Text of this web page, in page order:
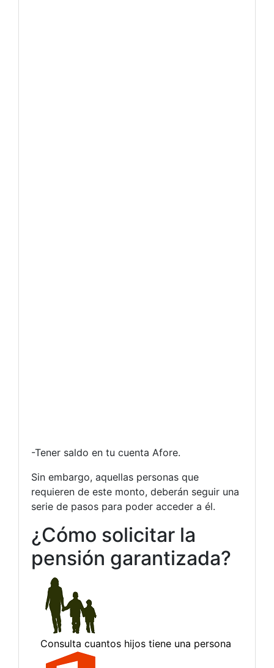
-Tener saldo en tu cuenta Afore.
Sin embargo, aquellas personas que
requieren de este monto, deberán seguir una
serie de pasos para poder acceder a él.
¿Cómo solicitar la
pensión garantizada?